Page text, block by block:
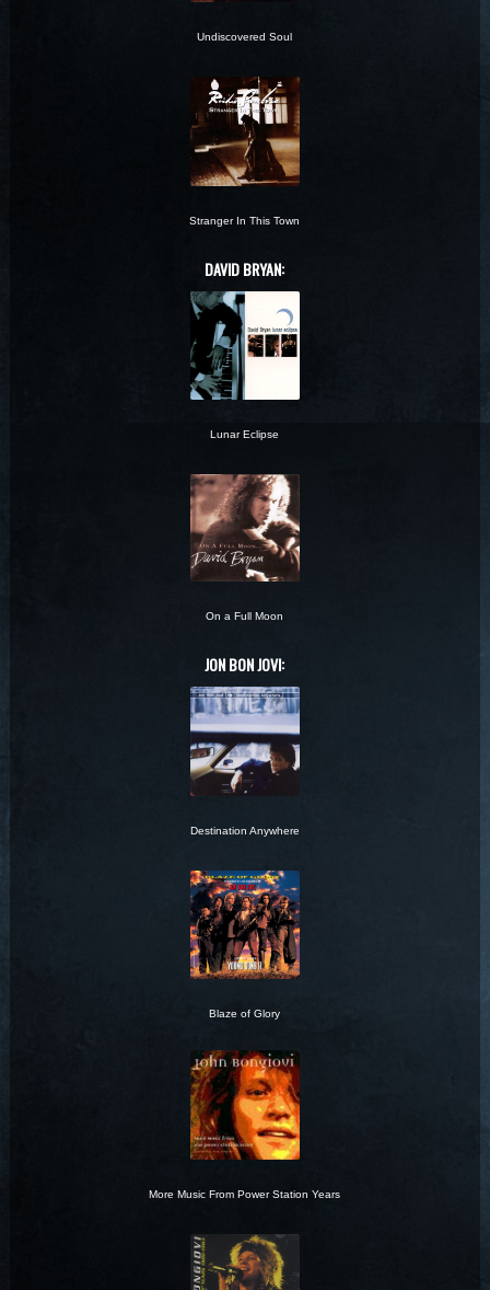
Undiscovered Soul
Stranger In This Town
DAVID BRYAN:
Lunar Eclipse
On a Full Moon
JON BON JOVI:
Destination Anywhere
Blaze of Glory
More Music From Power Station Years